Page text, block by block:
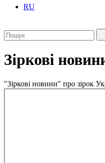
RU
Зіркові
"Зіркові новини" про зірок